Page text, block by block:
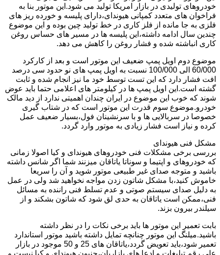
خودروهای تولیدی در بازار امریکا تولید می شود.این موتور بنا به
فراخوان های متعدد کمپانی هیوندای،دارای پلیسه و خورده ریز های
فلزی به جا مانده از فلز کاری در خط تولید چین بوده و این موضوع
چندین سال ادامه داشته،این پلیسه ها در مسیر های حساس روغن
کاری انباشته شده و فشار روغن را کاهش می دهد.
موضوع دوم اویل پمپ ضعیف این موتور است و بعد از کارکرد
60/000 الی 100/000 نسبت به اویل پمپ های نو حدود سی درصد
افت فشار دارد که این تست توسط خود ما نیز انجام شده و ثابت
گشته است.این اویل پمپ ها در کیلومتر های اعلامی حتما باید عوض
شوند که خوب این موضوع در ایران چندان اهمیتی ندارد از دید مالک
خودرو.موضوع سوم قدرت این موتور است که در شتاب گیری
خصوصا در سربالایی ها و با سرنشینان فول،بسیار ضعیف عمل
کرده و نیاز است فشار زیادی به موتور وارد گردد.
مشکل فنی هیوندای
بررسی برخی مشکلات فنی خودروهای هیوندای و کیا اصولا زمانی
که خودروهای و اپتیما و سوناتا یاتاقان میزنند شما اگر شانس داشته
باشید و متوجه صدای غیر طبیعی موتور شوید و آن را سریعا
خاموش کنید،با مشکل شاتون زدن مواجه نخواهید شد ولی در عمل
به دلیل صدای سیستم صوتی و عدم تسلط فنی راننده به مسائل
فنی،ممکن است یاتاقان به حدی لق شود که شاتون بشکند و از
سیلندر بیرون بزند.
بابت تعمیر این موتور ها باید برخی نکات را در نظر داشته
باشید.میلنگ این موتور چنانچه تمایل داشته باشید موتور استاندارد
تعمیر شود،باید تعویض گردد،یاتاقان های 25 و 50 موجود در بازار
علی رقم تبلیغات و ادعا های بازاریان،جنیون هیوندای و کیا نیست و